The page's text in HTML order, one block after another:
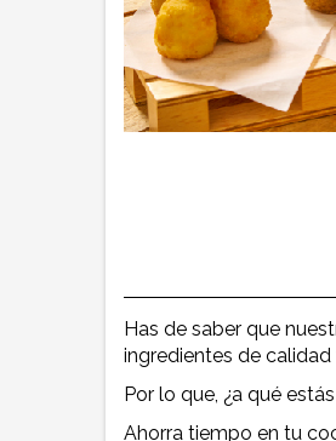
Has de saber que
ingredientes de
Por lo que, ¿a qué
Ahorra tiempo en tu